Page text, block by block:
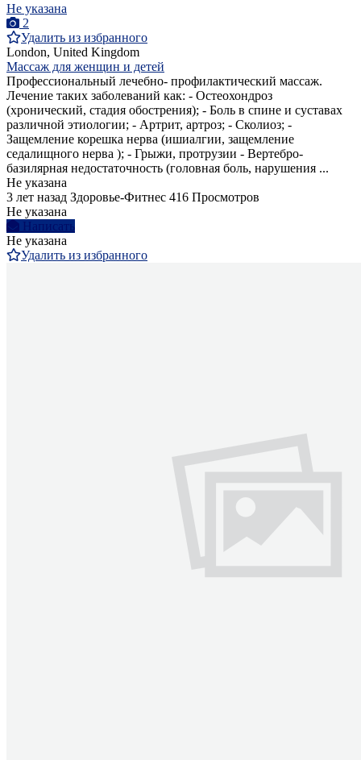
Не указана
2
Удалить из избранного
London, United Kingdom
Массаж для женщин и детей
Профессиональный лечебно- профилактический массаж.
Лечение таких заболеваний как: - Остеохондроз
(хронический, стадия обострения); - Боль в спине и суставах
различной этиологии; - Артрит, артроз; - Сколиоз; -
Защемление корешка нерва (ишиалгии, защемление
седалищного нерва ); - Грыжи, протрузии - Вертебро-
базилярная недостаточность (головная боль, нарушения ...
Не указана
3 лет назад Здоровье-Фитнес 416 Просмотров
Не указана
Написать
Не указана
Удалить из избранного